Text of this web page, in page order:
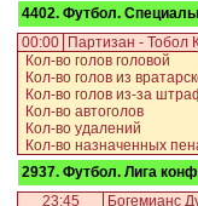
4402. Футбол.
00:00
Партизан - Тобол
Кол-во голов головой
Кол-во голов из
Кол-во голов из-за
Кол-во автоголов
Кол-во удалений
Кол-во назначенных
2937. Футбол. Лига
23:45
Богемианс